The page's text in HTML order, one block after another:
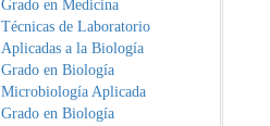
Grado en Medicina
Técnicas de Laboratorio
Aplicadas a la Biología
Grado en Biología
Microbiología Aplicada
Grado en Biología